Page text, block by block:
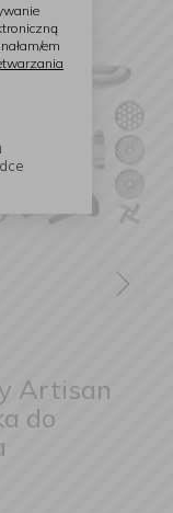
Artisan
do
em